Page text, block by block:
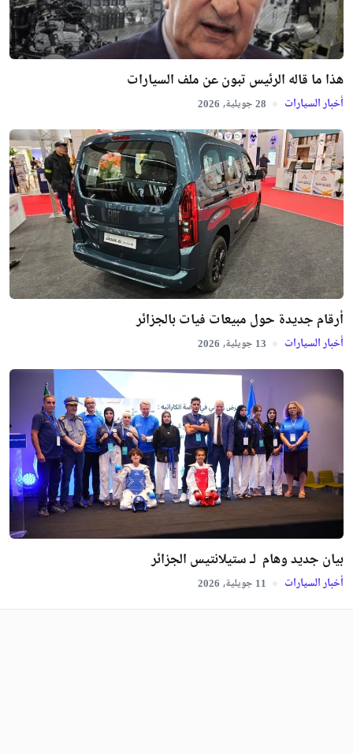
هذا ما قاله الرئيس تبون عن ملف السيارات
أخبار السيارات 28 جويلية, 2026
أرقام جديدة حول مبيعات فيات بالجزائر
أخبار السيارات 13 جويلية, 2026
بيان جديد وهام لـ ستيلانتيس الجزائر
أخبار السيارات 11 جويلية, 2026